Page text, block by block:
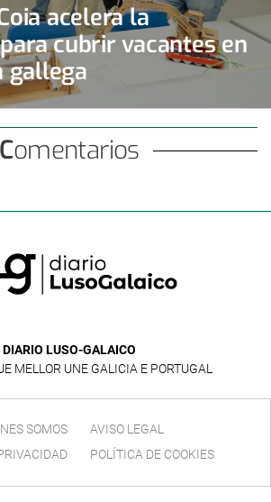
acelera la
cubrir vacantes en
gallega
Comentarios
DIARIO LUSO-GALAICO
MELLOR UNE GALICIA E PORTUGAL
SOMOS
AVISO LEGAL
POLÍTICA DE COOKIES